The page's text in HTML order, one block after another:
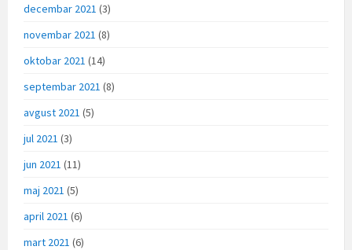
decembar 2021 (3)
novembar 2021 (8)
oktobar 2021 (14)
septembar 2021 (8)
avgust 2021 (5)
jul 2021 (3)
jun 2021 (11)
maj 2021 (5)
april 2021 (6)
mart 2021 (6)